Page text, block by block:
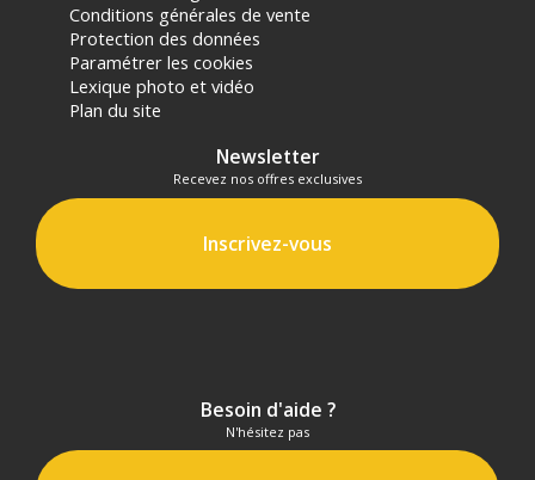
Conditions générales de vente
Protection des données
Paramétrer les cookies
Lexique photo et vidéo
Plan du site
Newsletter
Recevez nos offres exclusives
Inscrivez-vous
Besoin d'aide ?
N'hésitez pas